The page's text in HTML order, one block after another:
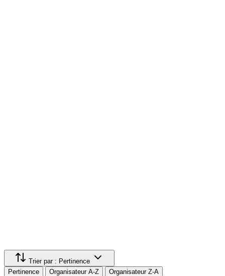
Trier par : Pertinence
Pertinence
Organisateur A-Z Organisateur Z-A